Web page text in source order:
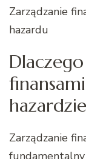
Zarządzanie
hazardu
Zarządzanie